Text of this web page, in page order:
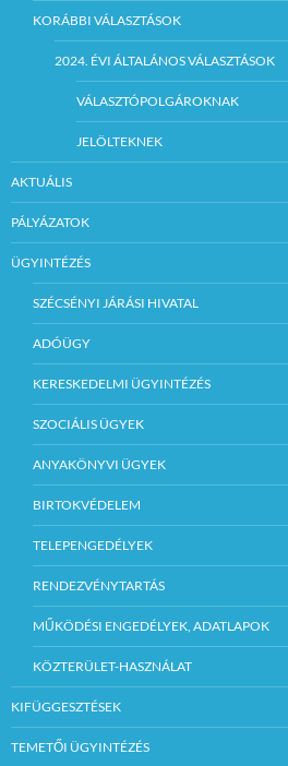
KORÁBBI VÁLASZTÁSOK
2024. ÉVI ÁLTALÁNOS VÁLASZTÁSOK
VÁLASZTÓPOLGÁROKNAK
JELÖLTEKNEK
AKTUÁLIS
PÁLYÁZATOK
ÜGYINTÉZÉS
SZÉCSÉNYI JÁRÁSI HIVATAL
ADÓÜGY
KERESKEDELMI ÜGYINTÉZÉS
SZOCIÁLIS ÜGYEK
ANYAKÖNYVI ÜGYEK
BIRTOKVÉDELEM
TELEPENGEDÉLYEK
RENDEZVÉNYTARTÁS
MŰKÖDÉSI ENGEDÉLYEK, ADATLAPOK
KÖZTERÜLET-HASZNÁLAT
KIFÜGGESZTÉSEK
TEMETŐI ÜGYINTÉZÉS